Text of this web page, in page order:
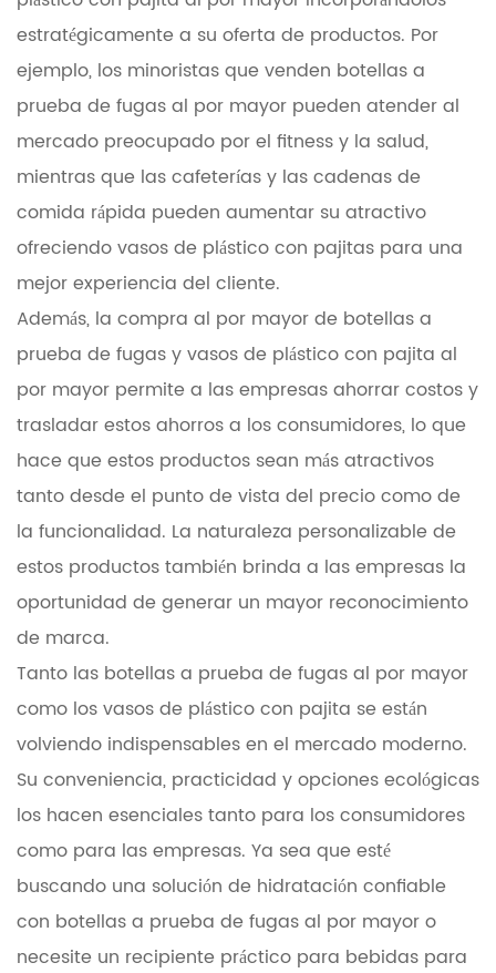
estratégicamente a su oferta de productos. Por
ejemplo, los minoristas que venden botellas a
prueba de fugas al por mayor pueden atender al
mercado preocupado por el fitness y la salud,
mientras que las cafeterías y las cadenas de
comida rápida pueden aumentar su atractivo
ofreciendo vasos de plástico con pajitas para una
mejor experiencia del cliente.
Además, la compra al por mayor de botellas a
prueba de fugas y vasos de plástico con pajita al
por mayor permite a las empresas ahorrar costos y
trasladar estos ahorros a los consumidores, lo que
hace que estos productos sean más atractivos
tanto desde el punto de vista del precio como de
la funcionalidad. La naturaleza personalizable de
estos productos también brinda a las empresas la
oportunidad de generar un mayor reconocimiento
de marca.
Tanto las botellas a prueba de fugas al por mayor
como los vasos de plástico con pajita se están
volviendo indispensables en el mercado moderno.
Su conveniencia, practicidad y opciones ecológicas
los hacen esenciales tanto para los consumidores
como para las empresas. Ya sea que esté
buscando una solución de hidratación confiable
con botellas a prueba de fugas al por mayor o
necesite un recipiente práctico para bebidas para